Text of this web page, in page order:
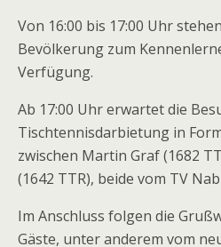
Von 16:00 bis 17:00 Uhr
Bevölkerung zum
Verfügung.
Ab 17:00 Uhr erwartet die
Tischtennisdarbietung in
zwischen Martin Graf (1682
(1642 TTR), beide vom TV
Im Anschluss folgen die
Gäste, unter anderem vom